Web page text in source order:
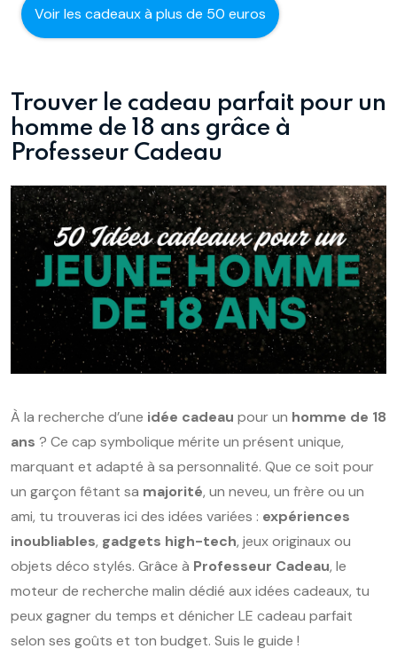
Voir les cadeaux à plus de 50 euros
Trouver le cadeau parfait pour un
homme de 18 ans grâce à
Professeur Cadeau
À la recherche d’une idée cadeau pour un homme de 18
ans ? Ce cap symbolique mérite un présent unique,
marquant et adapté à sa personnalité. Que ce soit pour
un garçon fêtant sa majorité, un neveu, un frère ou un
ami, tu trouveras ici des idées variées : expériences
inoubliables, gadgets high-tech, jeux originaux ou
objets déco stylés. Grâce à Professeur Cadeau, le
moteur de recherche malin dédié aux idées cadeaux, tu
peux gagner du temps et dénicher LE cadeau parfait
selon ses goûts et ton budget. Suis le guide !